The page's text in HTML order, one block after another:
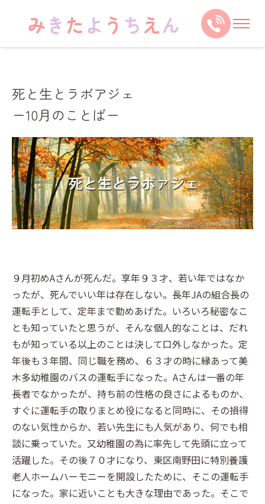
死と生とラボアジェ
ー10月のことばー
９月初めAさんが死んだ。享年９３才、若い年ではなか
ったが、死んでいい年は存在しない。長年JAの組合長の
運転手として、定年まで勤めあげた。いろいろ秘密なこ
とも知っていたと思うが、そんな個人的なことは、だれ
もが知っている以上のことは決して口外しなかった。定
年後も３年間、同じ職を務め、６３才の時に縁あって美
木多幼稚園のバスの運転手になった。Aさんは一番の年
長者でなかったが、持ち前の性格の良さによるものか、
すぐに運転手の取りまとめ役になると同時に、その損得
のない気性からか、若い先生にも人気があり、何でも相
談に乗っていた。又幼稚園の為に率先して先頭に立って
活躍した。その後７０才になり、東区南野田に特別養護
老人ホームハーモニーを開設したために、そこの運転手
になった。家に近いことも大きな理由であった。そこで